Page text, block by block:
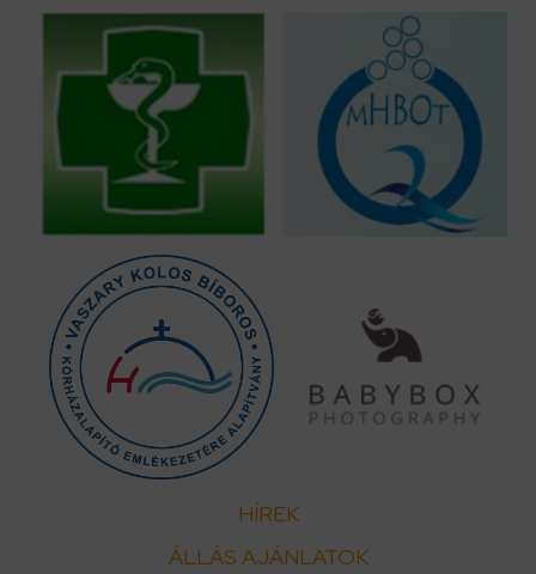
HÍREK
ÁLLÁS AJÁNLATOK